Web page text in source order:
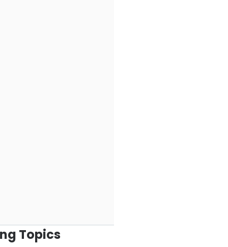
Topics